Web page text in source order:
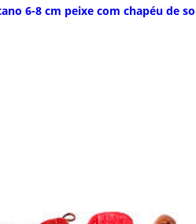
6-8 cm peixe com chapéu de